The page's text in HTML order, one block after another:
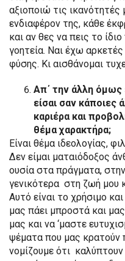
αξιοποιώ τις ικανότητές
ενδιαφέρον της, κάθε
και αν θες να πεις το
γοητεία. Ναι έχω
φύσης. Κι αισθάνομαι
Απ΄ την άλλη
είσαι σαν κάποιες
καριέρα και
θέμα χαρακτήρα;
Είναι θέμα ιδεολογίας,
Δεν είμαι ματαιόδοξος
ουσία στα πράγματα,
γενικότερα στη ζωή μου
Αυτό είναι το χρήσιμο
μας πάει μπροστά και
μας και να ‘μαστε
ψέματα που μας κρατούν
νομίζουμε ότι